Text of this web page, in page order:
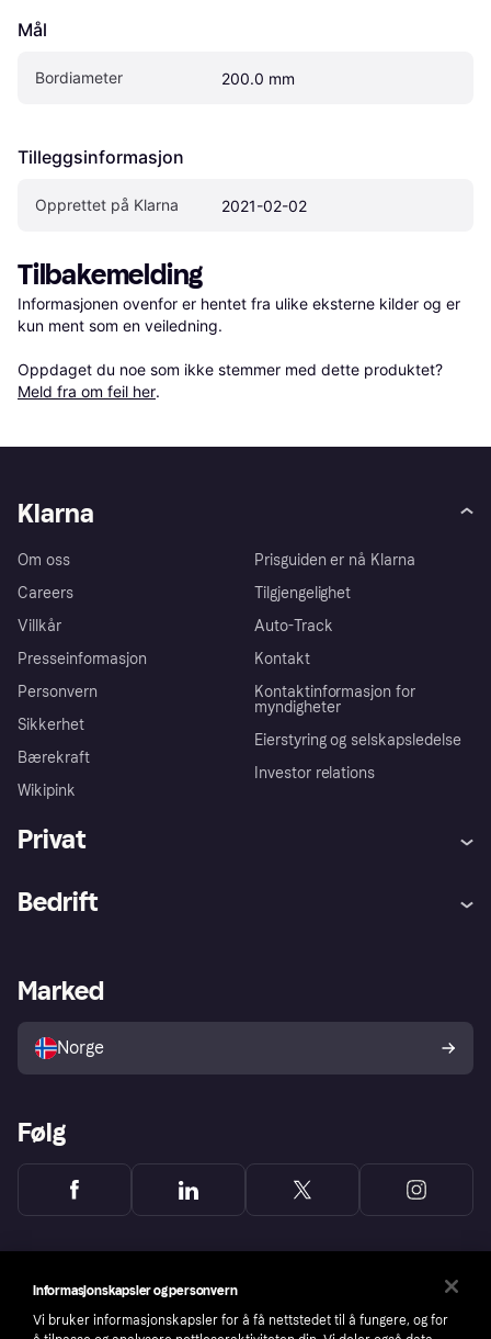
Mål
Bordiameter 200.0 mm
Tilleggsinformasjon
Opprettet på Klarna 2021-02-02
Tilbakemelding
Informasjonen ovenfor er hentet fra ulike eksterne kilder og er
kun ment som en veiledning.
Oppdaget du noe som ikke stemmer med dette produktet?
Meld fra om feil her.
Klarna
Om oss
Careers
Villkår
Presseinformasjon
Personvern
Sikkerhet
Bærekraft
Wikipink
Prisguiden er nå Klarna
Tilgjengelighet
Auto-Track
Kontakt
Kontaktinformasjon for
myndigheter
Eierstyring og selskapsledelse
Investor relations
Privat
Utforsk butikker
Bedrift
Merchant portal
Marked
Norge
Følg
Informasjonskapsler og personvern
Vi bruker informasjonskapsler for å få nettstedet til å fungere, og for